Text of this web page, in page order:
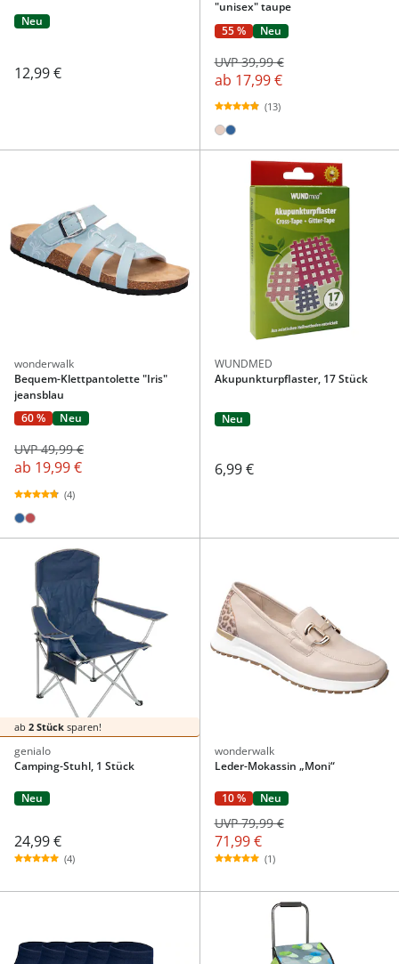
Neu
12,99 €
"unisex" taupe
55 %
Neu
ab 17,99 €
UVP 39,99 €
(13)
wonderwalk
Bequem-Klettpantolette "Iris"
jeansblau
60 %
Neu
ab 19,99 €
UVP 49,99 €
(4)
WUNDMED
Akupunkturpflaster, 17 Stück
Neu
6,99 €
ab 2 Stück sparen!
genialo
Camping-Stuhl, 1 Stück
Neu
24,99 €
(4)
wonderwalk
Leder-Mokassin „Moni“
10 % Neu
71,99 €
UVP 79,99 €
(1)